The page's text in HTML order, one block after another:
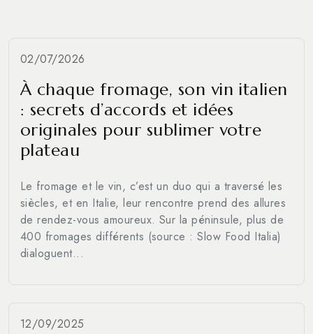
02/07/2026
À chaque fromage, son vin italien
: secrets d’accords et idées
originales pour sublimer votre
plateau
Le fromage et le vin, c’est un duo qui a traversé les
siècles, et en Italie, leur rencontre prend des allures
de rendez-vous amoureux. Sur la péninsule, plus de
400 fromages différents (source : Slow Food Italia)
dialoguent...
12/09/2025